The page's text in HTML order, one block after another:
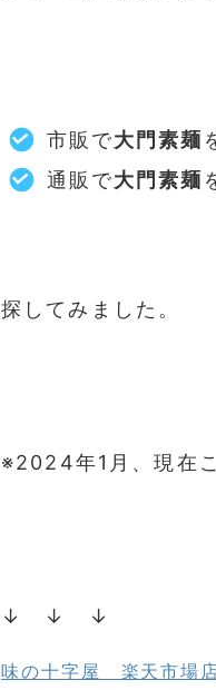
市販で大門素麺
通販で大門素麺
探してみました。
※2024年1月、現在
↓ ↓ ↓
味の十字屋 楽天市場